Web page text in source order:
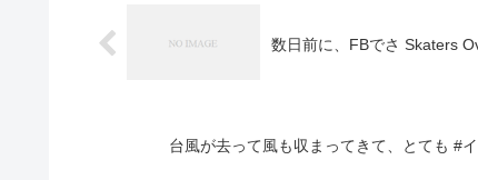
数日前に、FBでさ Skaters
台風が去って風も収まってきて、とても #